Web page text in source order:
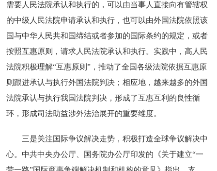
需要人民法院承认和执行的，可以由当事人直接向有管辖权
的中级人民法院申请承认和执行，也可以由外国法院依照该
国与中华人民共和国缔结或者参加的国际条约的规定，或者
按照互惠原则，请求人民法院承认和执行。实践中，高人民
法院积极理解“互惠原则”，推动了全国各级法院依据互惠原
则跟进承认与执行外国法院判决；相应地，越来越多的外国
法院承认与执行我国法院判决，形成了互惠互利的良性循
环，形成司法助益涉外法治展开的重要维度。
三是关注国际争议解决走势，积极打造全球争议解决中
心。中共中央办公厅、国务院办公厅印发的《关于建立“一